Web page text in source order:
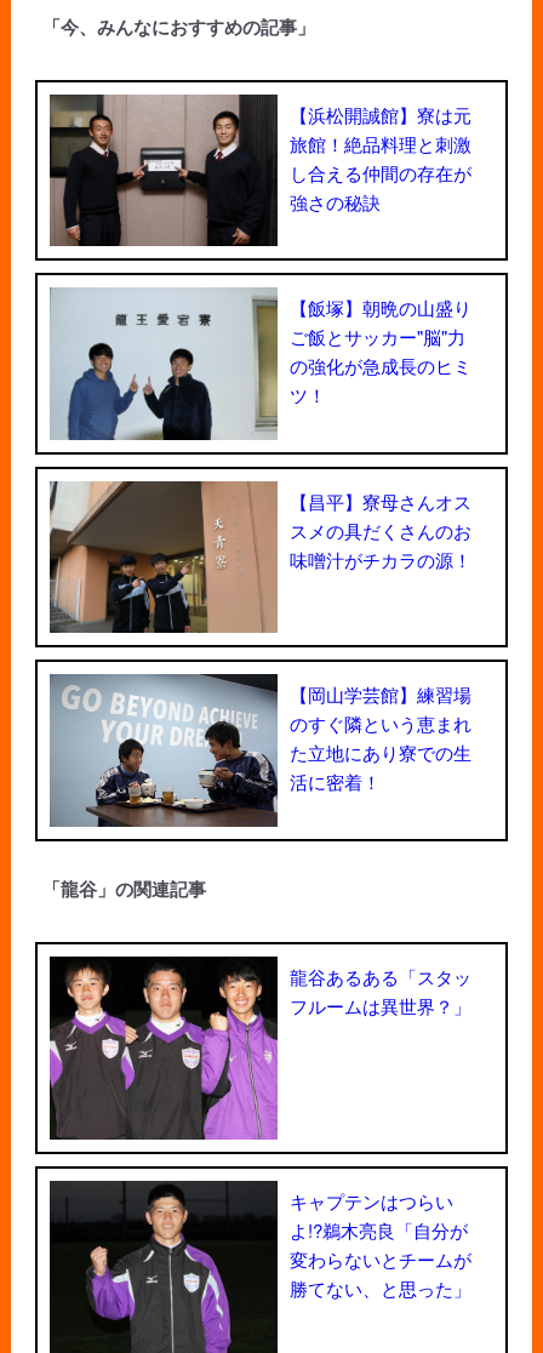
「今、みんなにおすすめの記事」
【浜松開誠館】寮は元
旅館！絶品料理と刺激
し合える仲間の存在が
強さの秘訣
【飯塚】朝晩の山盛り
ご飯とサッカー"脳"力
の強化が急成長のヒミ
ツ！
【昌平】寮母さんオス
スメの具だくさんのお
味噌汁がチカラの源！
【岡山学芸館】練習場
のすぐ隣という恵まれ
た立地にあり寮での生
活に密着！
「龍谷」の関連記事
龍谷あるある「スタッ
フルームは異世界？」
キャプテンはつらい
よ!?鵜木亮良「自分が
変わらないとチームが
勝てない、と思った」